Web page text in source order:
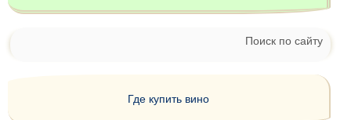
Поиск по сайту
Где купить вино